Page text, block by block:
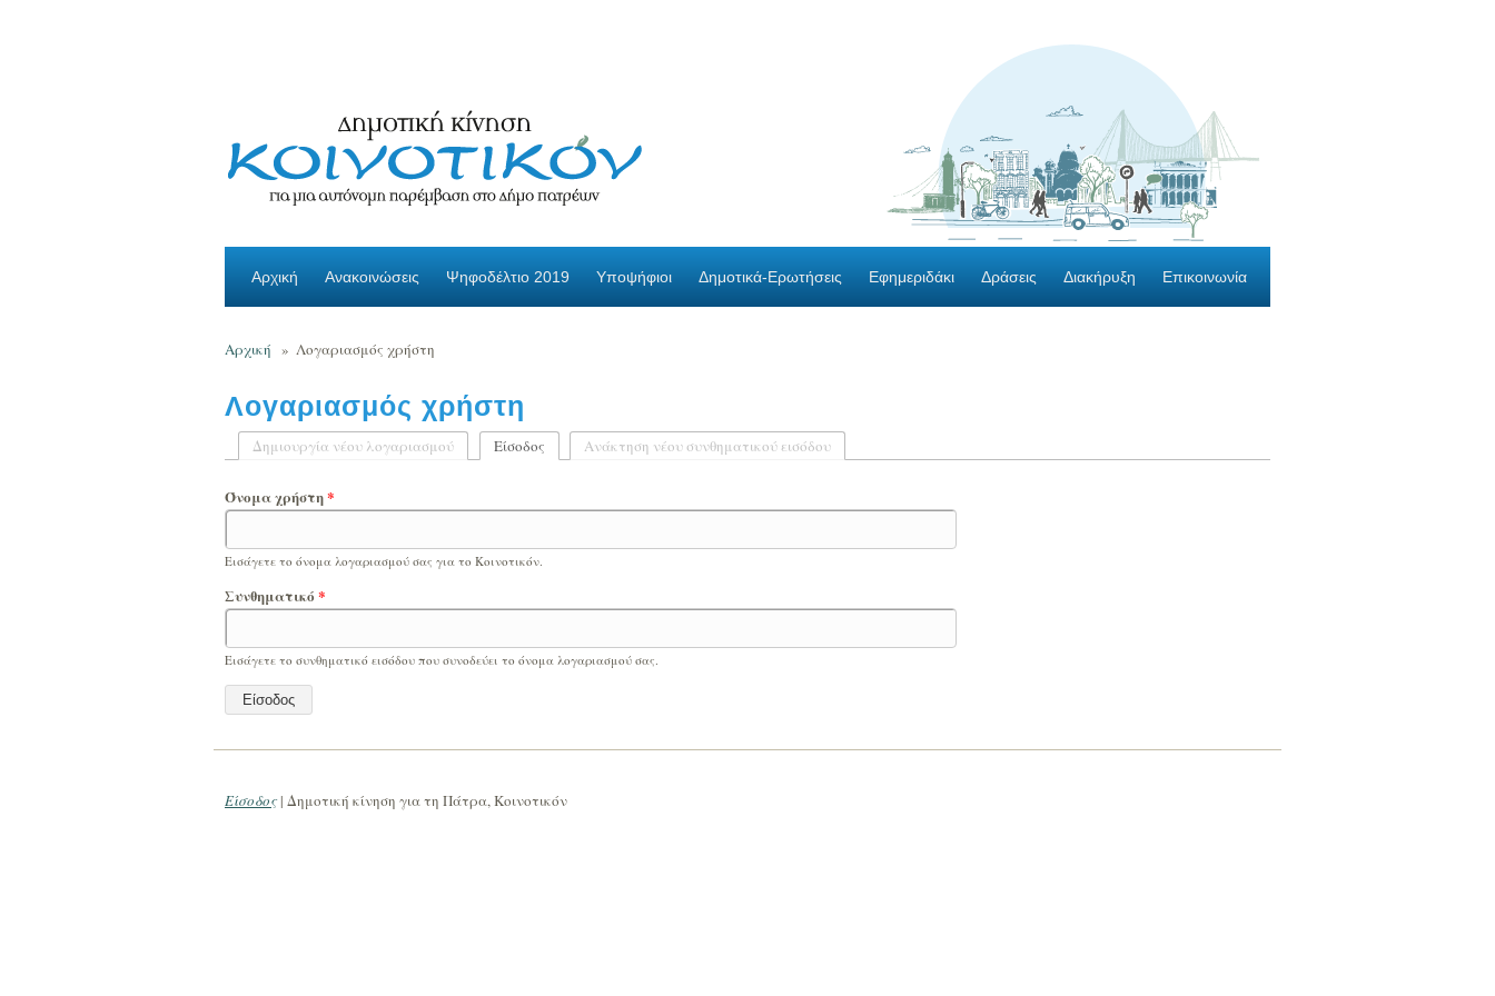
Αρχική Ανακοινώσεις Ψηφοδέλτιο 2019 Υποψήφιοι Δημοτικά-Ερωτήσεις Εφημεριδάκι Δράσεις Διακήρυξη Επικοινωνία
Αρχική » Λογαριασμός χρήστη
Λογαριασμός χρήστη
Δημιουργία νέου λογαριασμού Είσοδος (ενεργή καρτέλα)
Ανάκτηση νέου συνθηματικού εισόδου
Όνομα χρήστη*
Εισάγετε το όνομα λογαριασμού σας για το Κοινοτικόν.
Συνθηματικό *
Εισάγετε το συνθηματικό εισόδου που συνοδεύει το όνομα λογαριασμού σας.
Είσοδος| Δημοτική κίνηση για τη Πάτρα, Κοινοτικόν